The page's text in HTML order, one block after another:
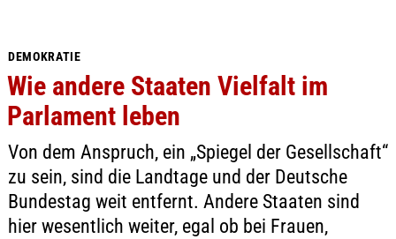
DEMOKRATIE
Wie andere Staaten Vielfalt im
Parlament leben
Von dem Anspruch, ein „Spiegel der Gesellschaft“
zu sein, sind die Landtage und der Deutsche
Bundestag weit entfernt. Andere Staaten sind
hier wesentlich weiter, egal ob bei Frauen,